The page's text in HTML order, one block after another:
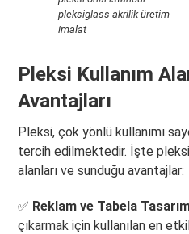
pleksiglass akrilik üretim
imalat
Pleksi Kullanım
Avantajları
Pleksi, çok yönlü kullanımı
tercih edilmektedir. İşte
alanları ve sunduğu avantajlar:
✅ Reklam ve Tabela
çıkarmak için kullanılan en